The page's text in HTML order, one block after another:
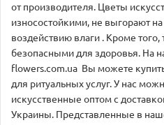
от производителя. Цветы
износостойкими, не выгорают
воздействию влаги . Кроме
безопасными для здоровья. На
flowers.com.ua Вы можете
для ритуальных услуг. У нас
искусственные оптом с
Украины. Представленные в